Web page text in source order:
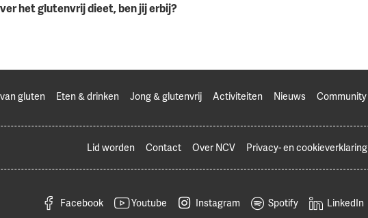
het glutenvrij dieet, ben jij erbij?
gluten Eten & drinken Jong & glutenvrij Activiteiten Nieuws Community
Lid worden Contact Over NCV Privacy- en cookieverklaring
Facebook Youtube Instagram Spotify LinkedIn